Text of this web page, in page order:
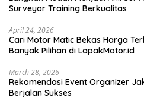
Surveyor Training Berkualitas
April 24, 2026
Cari Motor Matic Bekas Harga
Banyak Pilihan di LapakMotor.id
March 28, 2026
Rekomendasi Event Organizer
Berjalan Sukses